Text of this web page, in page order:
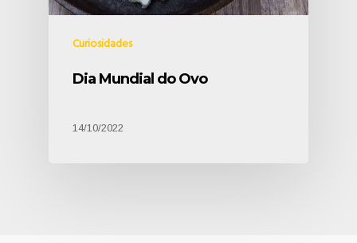
Curiosidades
Dia Mundial do Ovo
14/10/2022